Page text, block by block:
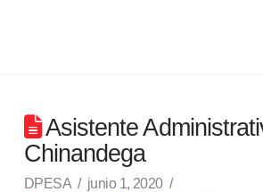
Asistente
Chinandega
DPESA
junio 1, 2020